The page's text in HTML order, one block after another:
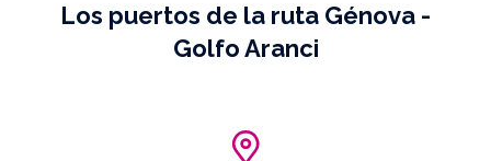
Los puertos de la ruta Génova -
Golfo Aranci